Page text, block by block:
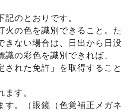
のとおりです。
火の色を識別できること。た
きない場合は、日出から日没
識の彩色を識別できれば、
された免許」を取得すること
す。
す。（眼鏡（色覚補正メガネ